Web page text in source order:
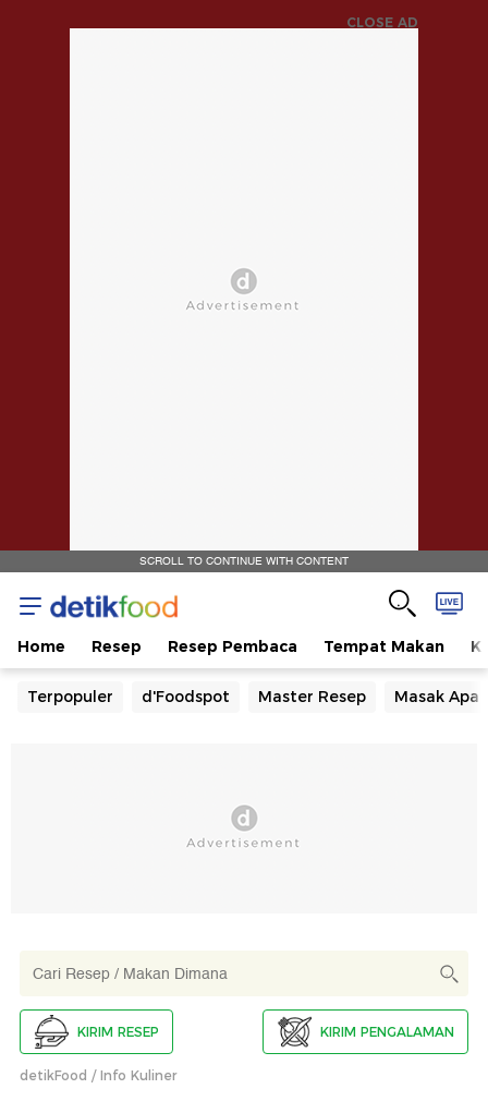
CLOSE AD
SCROLL TO CONTINUE WITH CONTENT
Home Resep Resep Pembaca Tempat Makan
Terpopuler d'Foodspot Master Resep Masak Apa
KIRIM RESEP KIRIM PENGALAMAN
detikFood Info Kuliner